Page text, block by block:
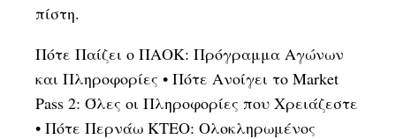
πίστη.
Πότε Παίζει ο ΠΑΟΚ: Πρόγραμμα Αγώνων
και Πληροφορίες • Πότε Ανοίγει το Market
Pass 2: Όλες οι Πληροφορίες που Χρειάζεστε
• Πότε Περνάω ΚΤΕΟ: Ολοκληρωμένος